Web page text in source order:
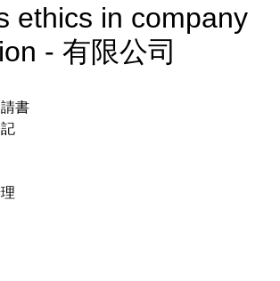
ethics in company
- 有限公司
書